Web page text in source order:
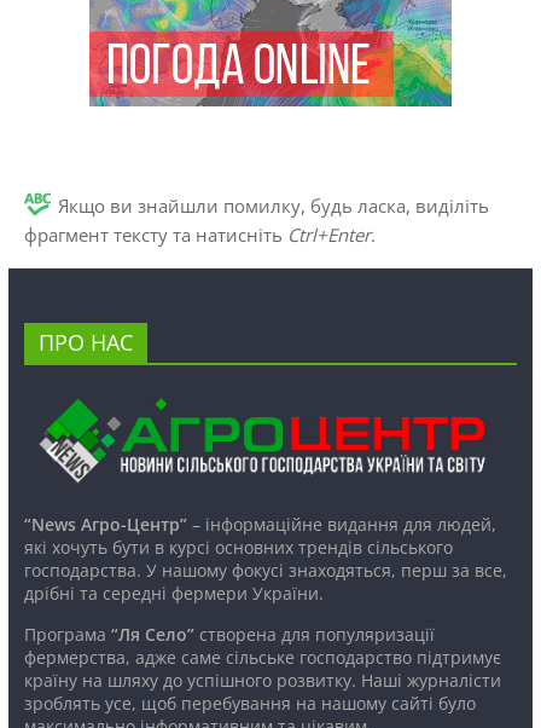
Якщо ви знайшли помилку, будь ласка, виділіть
фрагмент тексту та натисніть Ctrl+Enter.
ПРО НАС
“News Агро-Центр”– інформаційне видання для людей,
які хочуть бути в курсі основних трендів сільського
господарства. У нашому фокусі знаходяться, перш за все,
дрібні та середні фермери України.
Програма “Ля Село”створена для популяризації
фермерства, адже саме сільське господарство підтримує
країну на шляху до успішного розвитку. Наші журналісти
зроблять усе, щоб перебування на нашому сайті було